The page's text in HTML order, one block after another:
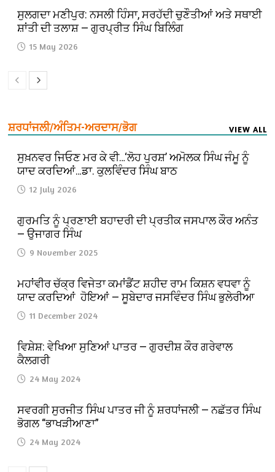
ਸੁਲਗਦਾ ਮਣੀਪੁਰ: ਨਸਲੀ ਹਿੰਸਾ, ਸਰਹੱਦੀ ਚੁਣੌਤੀਆਂ ਅਤੇ ਸਥਾਈ
ਸ਼ਾਂਤੀ ਦੀ ਤਲਾਸ਼ — ਗੁਰਪ੍ਰੀਤ ਸਿੰਘ ਬਿਲਿੰਗ
15 May 2026
ਸ਼ਰਧਾਂਜਲੀ/ਅੰਤਿਮ-ਅਰਦਾਸ/ਭੋਗ VIEW ALL
ਸੁਖ਼ਨਵਰ ਜਿਓਣ ਮਰ ਕੇ ਵੀ…‘ਲੋਹ ਪੁਰਸ਼’ ਅਮੋਲਕ ਸਿੰਘ ਜੰਮੂ ਨੂੰ
ਯਾਦ ਕਰਦਿਆਂ…ਡਾ. ਕੁਲਵਿੰਦਰ ਸਿੰਘ ਬਾਠ
12 July 2026
ਗੁਰਮਤਿ ਨੂੰ ਪ੍ਰਣਾਈ ਬਹਾਦਰੀ ਦੀ ਪ੍ਰਤੀਕ ਜਸਪਾਲ ਕੌਰ ਅਨੰਤ
— ਉਜਾਗਰ ਸਿੰਘ
9 November 2025
ਮਹਾਂਵੀਰ ਚੱਕ੍ਰ ਵਿਜੇਤਾ ਕਮਾਂਡੈਂਟ ਸ਼ਹੀਦ ਰਾਮ ਕਿਸ਼ਨ ਵਧਵਾ ਨੂੰ
ਯਾਦ ਕਰਦਿਆਂ ਹੋਇਆਂ — ਸੂਬੇਦਾਰ ਜਸਵਿੰਦਰ ਸਿੰਘ ਭੁਲੇਰੀਆ
11 December 2024
ਵਿਸ਼ੇਸ਼: ਵੇਖਿਆ ਸੁਣਿਆਂ ਪਾਤਰ — ਗੁਰਦੀਸ਼ ਕੌਰ ਗਰੇਵਾਲ
ਕੈਲਗਰੀ
24 May 2024
ਸਵਰਗੀ ਸੁਰਜੀਤ ਸਿੰਘ ਪਾਤਰ ਜੀ ਨੂੰ ਸ਼ਰਧਾਂਜਲੀ — ਨਛੱਤਰ ਸਿੰਘ
ਭੋਗਲ “ਭਾਖੜੀਆਣਾ”
24 May 2024